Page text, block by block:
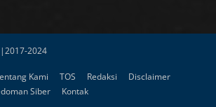
2024
Kami TOS Redaksi
Disclaimer
Siber Kontak